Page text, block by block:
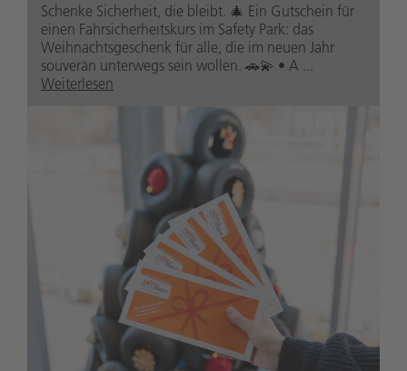
Schenke Sicherheit, die bleibt. 🎄 Ein Gutschein für
einen Fahrsicherheitskurs im Safety Park: das
Weihnachtsgeschenk für alle, die im neuen Jahr
souverän unterwegs sein wollen. 🚗💫 • A ...
Weiterlesen